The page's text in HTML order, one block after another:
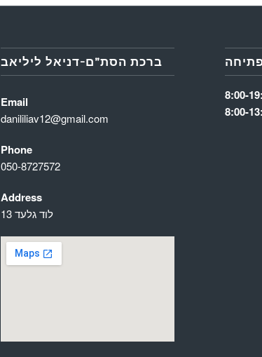
ברכת הסת”ם-דניאל ליליאב
Email
danililiav12@gmail.com
Phone
050-8727572
Address
לוד גלעד 13